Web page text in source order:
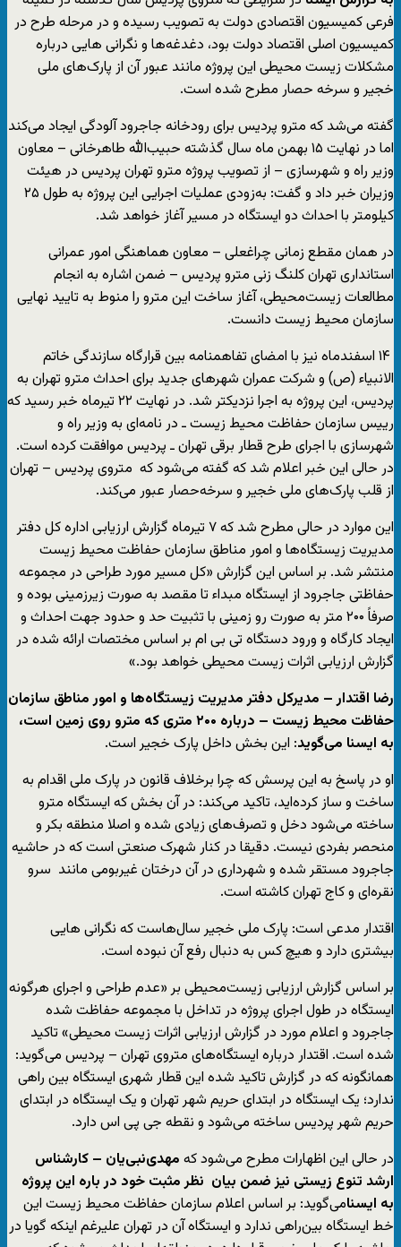
فرعی کمیسیون اقتصادی دولت به تصویب رسیده و در مرحله طرح در
کمیسیون اصلی اقتصاد دولت بود، دغدغه‌ها و نگرانی هایی درباره
مشکلات زیست محیطی این پروژه مانند عبور آن از پارک‌های ملی
خجیر و سرخه حصار مطرح شده است.
گفته می‌شد که مترو پردیس برای رودخانه جاجرود آلودگی ایجاد می‌کند
اما در نهایت ۱۵ بهمن ماه سال گذشته حبیب‌الله طاهرخانی – معاون
وزیر راه و شهرسازی – از تصویب پروژه مترو تهران پردیس در هیئت
وزیران خبر داد و گفت: به‌زودی عملیات اجرایی این پروژه به طول ۲۵
کیلومتر با احداث دو ایستگاه در مسیر آغاز خواهد شد.
در همان مقطع زمانی چراغعلی – معاون هماهنگی امور عمرانی
استانداری تهران کلنگ زنی مترو پردیس – ضمن اشاره به انجام
مطالعات زیست‌محیطی، آغاز ساخت این مترو را منوط به تایید نهایی
سازمان محیط زیست دانست.
۱۴ اسفندماه نیز با امضای تفاهمنامه بین قرارگاه سازندگی خاتم
الانبیاء (ص) و شرکت عمران شهرهای جدید برای احداث مترو تهران به
پردیس، این پروژه به اجرا نزدیکتر شد. در نهایت ۲۲ تیرماه خبر رسید که
رییس سازمان حفاظت محیط زیست ـ در نامه‌ای به وزیر راه و
شهرسازی با اجرای طرح قطار برقی تهران ـ پردیس موافقت کرده است.
در حالی این خبر اعلام شد که گفته می‌شود که متروی پردیس – تهران
از قلب پارک‌های ملی خجیر و سرخه‌حصار عبور می‌کند.
این موارد در حالی مطرح شد که ۷ تیرماه گزارش ارزیابی اداره کل دفتر
مدیریت زیستگاه‌ها و امور مناطق سازمان حفاظت محیط زیست
منتشر شد. بر اساس این گزارش «کل مسیر مورد طراحی در مجموعه
حفاظتی جاجرود از ایستگاه مبداء تا مقصد به صورت زیرزمینی بوده و
صرفاً ۲۰۰ متر به صورت رو زمینی با تثبیت حد و حدود جهت احداث و
ایجاد کارگاه و ورود دستگاه تی بی ام بر اساس مختصات ارائه شده در
گزارش ارزیابی اثرات زیست محیطی خواهد بود.»
رضا اقتدار – مدیرکل دفتر مدیریت زیستگاه‌ها و امور مناطق سازمان
حفاظت محیط زیست – درباره ۲۰۰ متری که مترو روی زمین است،‌
به ایسنا می‌گوید: این بخش داخل پارک خجیر است.
او در پاسخ به این پرسش که چرا برخلاف قانون در پارک ملی اقدام به
ساخت و ساز کرده‌اید، تاکید می‌کند: در آن بخش که ایستگاه مترو
ساخته می‌شود دخل و تصرف‌های زیادی شده و اصلا منطقه بکر و
منحصر بفردی نیست. دقیقا در کنار شهرک صنعتی است که در حاشیه
جاجرود مستقر شده و شهرداری در آن درختان غیربومی مانند سرو
نقره‌ای و کاج تهران کاشته است.
اقتدار مدعی است: پارک ملی خجیر سال‌هاست که نگرانی هایی
بیشتری دارد و هیچ کس به دنبال رفع آن نبوده است.
بر اساس گزارش ارزیابی زیست‌محیطی بر «عدم طراحی و اجرای هرگونه
ایستگاه در طول اجرای پروژه در تداخل با مجموعه حفاظت شده
جاجرود و اعلام مورد در گزارش ارزیابی اثرات زیست محیطی» تاکید
شده است. اقتدار درباره ایستگاه‌های متروی تهران – پردیس می‌گوید:
همانگونه که در گزارش تاکید شده این قطار شهری ایستگاه بین راهی
ندارد؛ یک ایستگاه در ابتدای حریم شهر تهران و یک ایستگاه در ابتدای
حریم شهر پردیس ساخته می‌شود و نقطه جی پی اس دارد.
در حالی این اظهارات مطرح می‌شود که مهدی‌نبی‌یان – کارشناس
ارشد تنوع زیستی نیز ضمن بیان نظر مثبت خود در باره این پروژه
به ایسنامی‌گوید: بر اساس اعلام سازمان حفاظت محیط زیست این
خط ایستگاه بین‌راهی ندارد و ایستگاه آن در تهران علیرغم اینکه گویا در